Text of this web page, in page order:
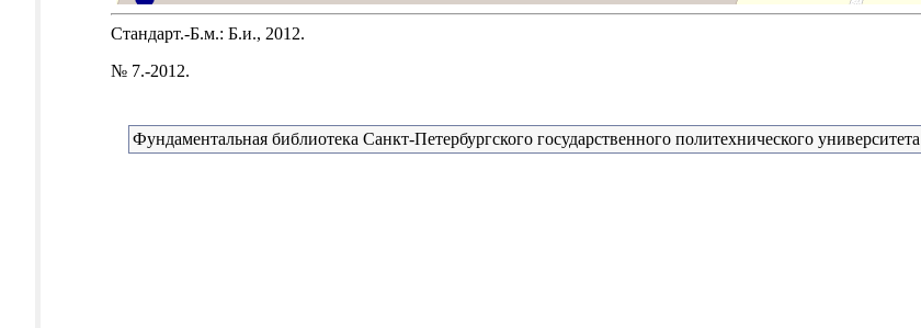
Стандарт.-Б.м.: Б.и., 2012.
№ 7.-2012.
Фундаментальная библиотека Санкт-Петербургского государственного политехнического университета